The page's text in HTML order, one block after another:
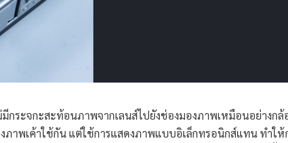
กระจกะสะท้อนภาพจากเลนส์ไปยังช่องมองภาพเหมือนอย่างกล้
ภาพเค้าใช้กัน แต่ใช้การแสดงภาพแบบอิเล็กทรอนิกส์แทน ทำให้